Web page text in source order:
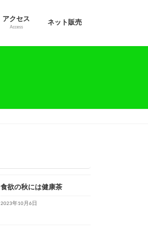
アクセス
Access
ネット販売
食欲の秋には健康茶
2023年10月6日